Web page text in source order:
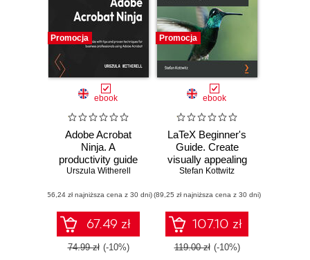
Promocja
ebook
Adobe Acrobat
Ninja. A
productivity guide
with tips and
for business
professionals using
Adobe Acrobat
Urszula Witherell
(56,24 zł najniższa cena z 30 dni)
67.49 zł
74.99 zł (-10%)
Promocja
ebook
LaTeX Beginner's
Guide. Create
visually appealing
texts, articles, and
and science using
LaTeX - Second
Edition
Stefan Kottwitz
(89,25 zł najniższa cena z 30 dni)
107.10 zł
119.00 zł (-10%)